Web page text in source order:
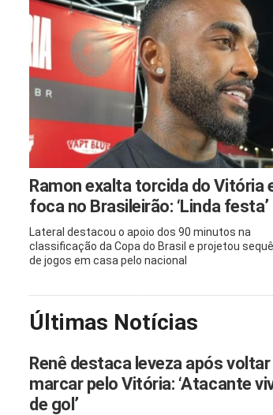
Ramon exalta torcida do Vitória
foca no Brasileirão: ‘Linda festa’
Lateral destacou o apoio dos 90 minutos na
classificação da Copa do Brasil e projetou
de jogos em casa pelo nacional
Últimas Notícias
Renê destaca leveza após voltar
marcar pelo Vitória: ‘Atacante
de gol’